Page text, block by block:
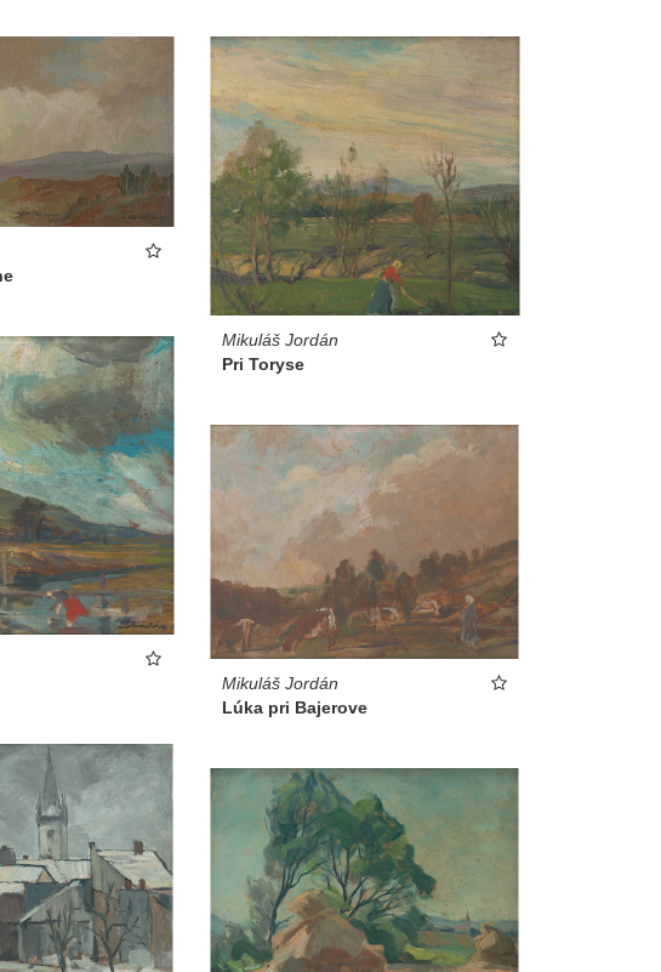
Mikuláš Jordán
Pri Toryse
Mikuláš Jordán
Lúka pri Bajerove